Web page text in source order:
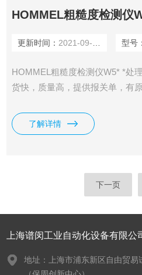
HOMMEL粗糙度检测仪
更新时间： 2021-09-27 型号：
HOMMEL粗糙度检测仪W5* *处
货快，质量高，提供报关单，有原
了解详情
下一页
上海谱闵工业自动化设备有限公
地址：上海市浦东新区自由贸